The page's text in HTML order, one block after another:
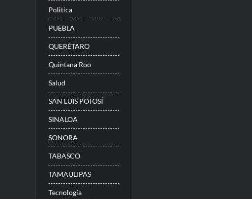
Politica
PUEBLA
QUERÉTARO
Quintana Roo
Salud
SAN LUIS POTOSÍ
SINALOA
SONORA
TABASCO
TAMAULIPAS
Tecnología